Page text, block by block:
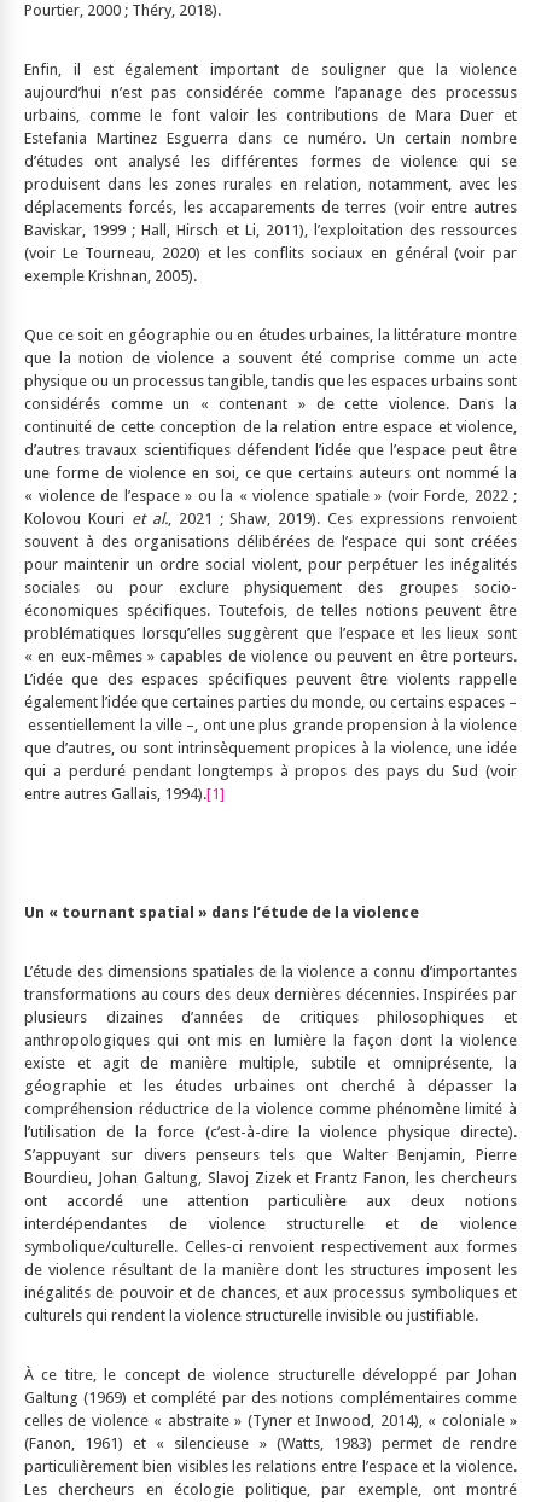
Pourtier, 2000 ; Théry, 2018).
Enfin, il est également important de souligner que la violence
aujourd’hui n’est pas considérée comme l’apanage des processus
urbains, comme le font valoir les contributions de Mara Duer et
Estefania Martinez Esguerra dans ce numéro. Un certain nombre
d’études ont analysé les différentes formes de violence qui se
produisent dans les zones rurales en relation, notamment, avec les
déplacements forcés, les accaparements de terres (voir entre autres
Baviskar, 1999 ; Hall, Hirsch et Li, 2011), l’exploitation des ressources
(voir Le Tourneau, 2020) et les conflits sociaux en général (voir par
exemple Krishnan, 2005).
Que ce soit en géographie ou en études urbaines, la littérature montre
que la notion de violence a souvent été comprise comme un acte
physique ou un processus tangible, tandis que les espaces urbains sont
considérés comme un « contenant » de cette violence. Dans la
continuité de cette conception de la relation entre espace et violence,
d’autres travaux scientifiques défendent l’idée que l’espace peut être
une forme de violence en soi, ce que certains auteurs ont nommé la
« violence de l’espace » ou la « violence spatiale » (voir Forde, 2022 ;
Kolovou Kouri et al., 2021 ; Shaw, 2019). Ces expressions renvoient
souvent à des organisations délibérées de l’espace qui sont créées
pour maintenir un ordre social violent, pour perpétuer les inégalités
sociales ou pour exclure physiquement des groupes socio-
économiques spécifiques. Toutefois, de telles notions peuvent être
problématiques lorsqu’elles suggèrent que l’espace et les lieux sont
« en eux-mêmes » capables de violence ou peuvent en être porteurs.
L’idée que des espaces spécifiques peuvent être violents rappelle
également l’idée que certaines parties du monde, ou certains espaces –
essentiellement la ville –, ont une plus grande propension à la violence
que d’autres, ou sont intrinsèquement propices à la violence, une idée
qui a perduré pendant longtemps à propos des pays du Sud (voir
entre autres Gallais, 1994).[1]
Un « tournant spatial » dans l’étude de la violence
L’étude des dimensions spatiales de la violence a connu d’importantes
transformations au cours des deux dernières décennies. Inspirées par
plusieurs dizaines d’années de critiques philosophiques et
anthropologiques qui ont mis en lumière la façon dont la violence
existe et agit de manière multiple, subtile et omniprésente, la
géographie et les études urbaines ont cherché à dépasser la
compréhension réductrice de la violence comme phénomène limité à
l’utilisation de la force (c’est-à-dire la violence physique directe).
S’appuyant sur divers penseurs tels que Walter Benjamin, Pierre
Bourdieu, Johan Galtung, Slavoj Zizek et Frantz Fanon, les chercheurs
ont accordé une attention particulière aux deux notions
interdépendantes de violence structurelle et de violence
symbolique/culturelle. Celles-ci renvoient respectivement aux formes
de violence résultant de la manière dont les structures imposent les
inégalités de pouvoir et de chances, et aux processus symboliques et
culturels qui rendent la violence structurelle invisible ou justifiable.
À ce titre, le concept de violence structurelle développé par Johan
Galtung (1969) et complété par des notions complémentaires comme
celles de violence « abstraite » (Tyner et Inwood, 2014), « coloniale »
(Fanon, 1961) et « silencieuse » (Watts, 1983) permet de rendre
particulièrement bien visibles les relations entre l’espace et la violence.
Les chercheurs en écologie politique, par exemple, ont montré